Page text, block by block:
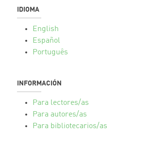
IDIOMA
English
Español
Português
INFORMACIÓN
Para lectores/as
Para autores/as
Para bibliotecarios/as